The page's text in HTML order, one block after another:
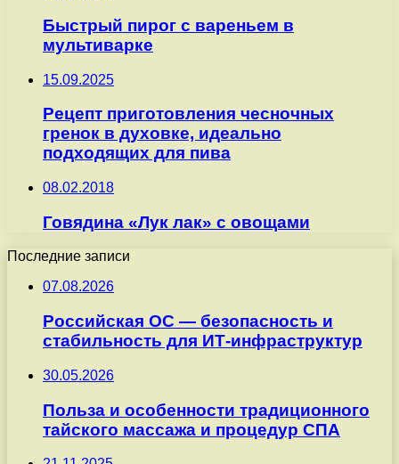
Быстрый пирог с вареньем в
мультиварке
15.09.2025
Рецепт приготовления чесночных
гренок в духовке, идеально
подходящих для пива
08.02.2018
Говядина «Лук лак» с овощами
Последние записи
07.08.2026
Российская ОС — безопасность и
стабильность для ИТ-инфраструктур
30.05.2026
Польза и особенности традиционного
тайского массажа и процедур СПА